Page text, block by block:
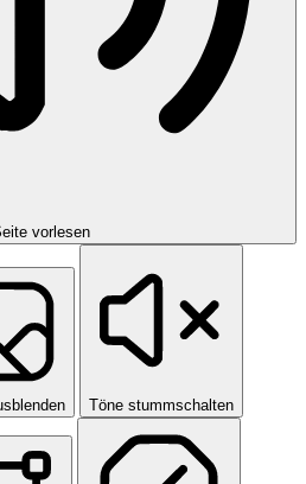
vorlesen
Töne stummschalten